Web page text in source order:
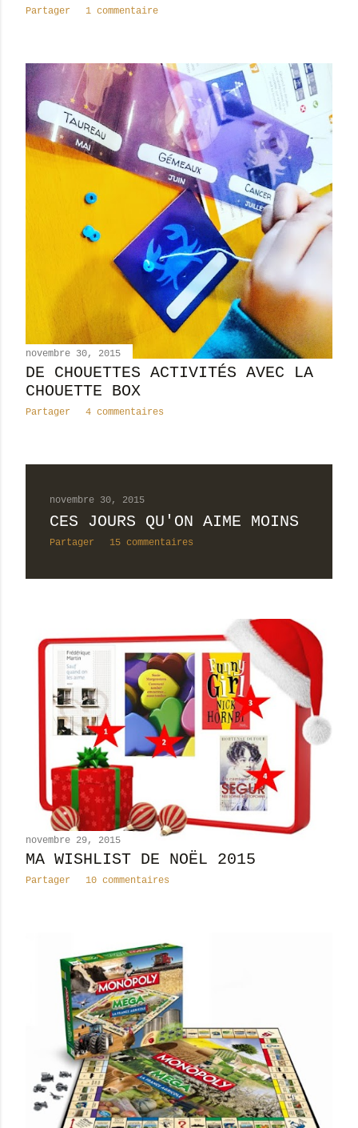
Partager 1 commentaire
novembre 30, 2015
DE CHOUETTES ACTIVITÉS AVEC LA
CHOUETTE BOX
Partager 4 commentaires
novembre 30, 2015
CES JOURS QU'ON AIME MOINS
Partager 15 commentaires
novembre 29, 2015
MA WISHLIST DE NOËL 2015
Partager 10 commentaires